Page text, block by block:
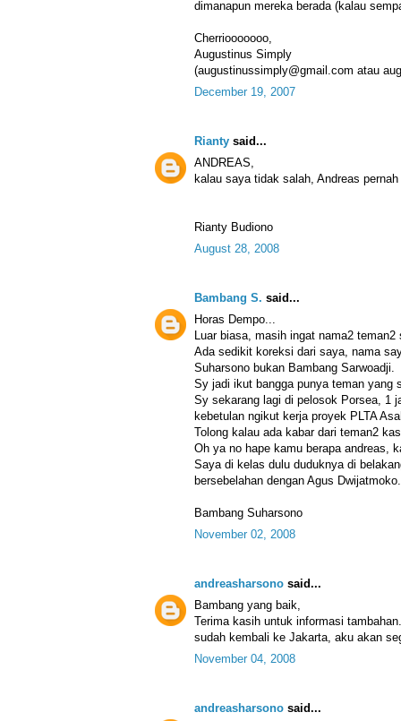
dimanapun mereka berada (kalau
Cherriooooooo,
Augustinus Simply
(augustinussimply@gmail.com atau
December 19, 2007
Rianty said...
ANDREAS,
kalau saya tidak salah, Andreas
Rianty Budiono
August 28, 2008
Bambang S. said...
Horas Dempo...
Luar biasa, masih ingat nama2
Ada sedikit koreksi dari saya, nama
Suharsono bukan Bambang Sarwoadji.
Sy jadi ikut bangga punya teman yang
Sy sekarang lagi di pelosok Porsea, 1
kebetulan ngikut kerja proyek PLTA
Tolong kalau ada kabar dari teman2
Oh ya no hape kamu berapa andreas,
Saya di kelas dulu duduknya di
bersebelahan dengan Agus Dwijatmoko.
Bambang Suharsono
November 02, 2008
andreasharsono said...
Bambang yang baik,
Terima kasih untuk informasi
sudah kembali ke Jakarta, aku akan
November 04, 2008
andreasharsono said...